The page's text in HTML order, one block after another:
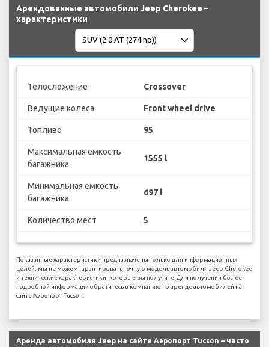
Арендованные автомобили Jeep Cherokee –
характеристики
Телосложение Crossover
Ведущие колеса Front wheel drive
Топливо 95
Максимальная емкость
багажника
1555 l
Минимальная емкость
багажника
697 l
Количество мест 5
Показанные характеристики предназначены только для информационных
целей, мы не можем гарантировать точную модель автомобиля Jeep Cherokee
и технические характеристики, которые вы получите. Для получения более
подробной информации обратитесь в компанию по аренде автомобилей на
сайте Аэропорт Tucson.
Аренда автомобиля Jeep на сайте Аэропорт Tucson – часто